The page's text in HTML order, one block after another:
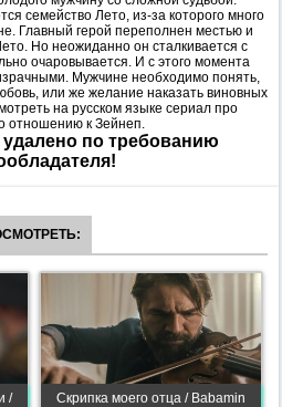
семейство Лето, из-за которого много
Главный герой переполнен местью и
Но неожиданно он сталкивается с
очаровывается. И с этого момента
Мужчине необходимо понять,
или же желание наказать виновных
на русском языке сериал про
отношению к Зейнеп.
удалено по требованию
/
Скрипка моего отца / Babamin